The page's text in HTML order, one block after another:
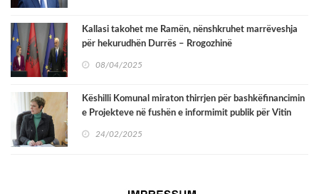
Kallasi takohet me Ramën, nënshkruhet marrëveshja
për hekurudhën Durrës – Rrogozhinë
08/04/2025
Këshilli Komunal miraton thirrjen për bashkëfinancimin
e Projekteve në fushën e informimit publik për Vitin
24/02/2025